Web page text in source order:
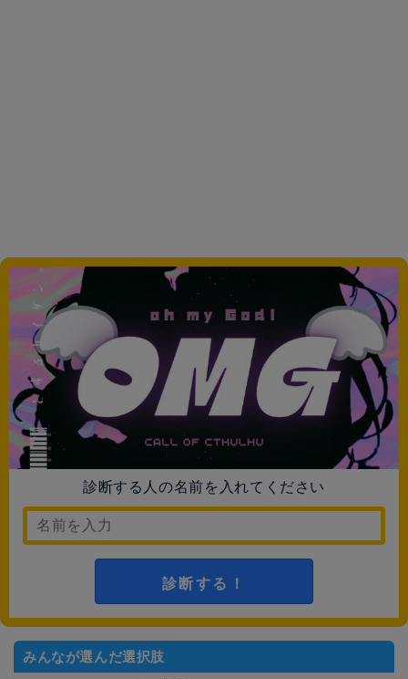
診断する人の名前を入れてください
診断する！
みんなが選んだ選択肢